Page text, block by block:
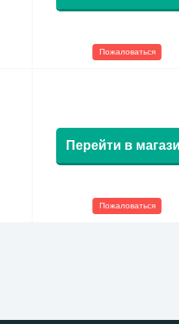
Пожаловаться
Перейти в
Пожаловаться